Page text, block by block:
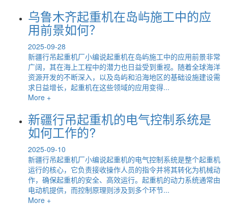
乌鲁木齐起重机在岛屿施工中的应
用前景如何？
2025-09-28
新疆行吊起重机厂小编说起重机在岛屿施工中的应用前景非常
广阔，其在海上工程中的潜力也日益受到重视。随着全球海洋
资源开发的不断深入，以及岛屿和沿海地区的基础设施建设需
求日益增长，起重机在这些领域的应用变得...
More +
新疆行吊起重机的电气控制系统是
如何工作的?
2025-09-10
新疆行吊起重机厂小编说起重机的电气控制系统是整个起重机
运行的核心，它负责接收操作人员的指令并将其转化为机械动
作，确保起重机的安全、高效运行。起重机的动力系统通常由
电动机提供，而控制原理则涉及到多个环节...
More +